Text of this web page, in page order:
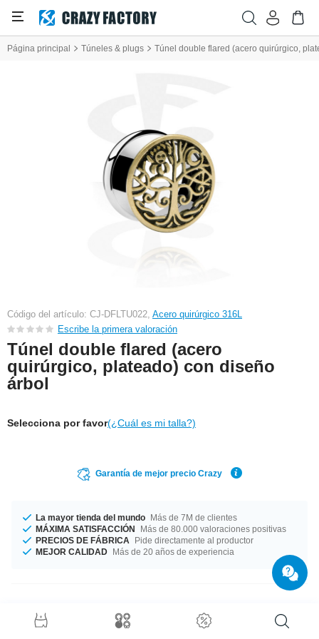
Página principal Túneles & plugs Túnel double flared (acero quirúrgico,
Código del artículo: CJ-DFLTU022, Acero quirúrgico 316L
Escribe la primera valoración
Túnel double flared (acero
quirúrgico, plateado) con diseño
árbol
Selecciona por favor(¿Cuál es mi talla?)
Garantía de mejor precio Crazy
La mayor tienda del mundo Más de 7M de clientes
MÁXIMA SATISFACCIÓN
Más de 80.000 valoraciones positivas
PRECIOS DE FÁBRICA
Pide directamente al productor
MEJOR CALIDAD Más de 20 años de experiencia
Detalles del producto